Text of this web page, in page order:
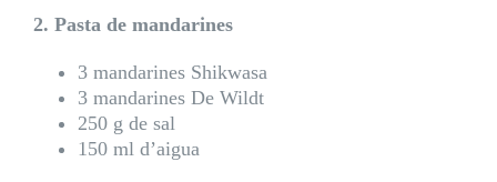
2. Pasta de mandarines
3 mandarines Shikwasa
3 mandarines De Wildt
250 g de sal
150 ml d’aigua